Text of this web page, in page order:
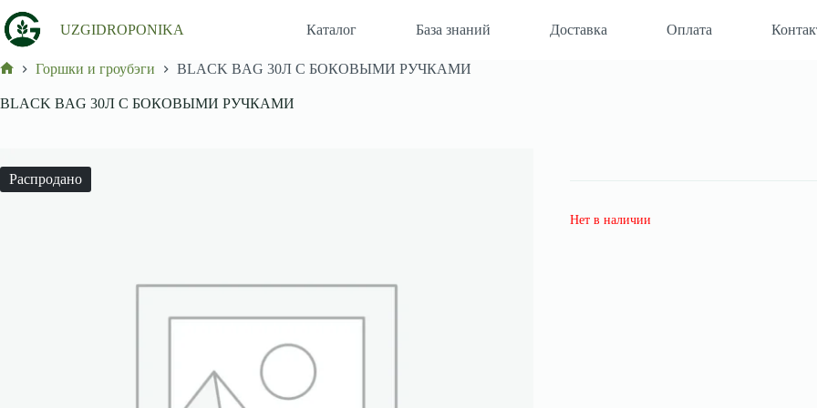
к
сути
UZGIDROPONIKA Каталог База знаний Доставка Оплата
Горшки и гроубэги BLACK BAG 30Л С БОКОВЫМИ РУЧКАМИ
BLACK BAG 30Л С БОКОВЫМИ РУЧКАМИ
Распродано
Нет в наличии